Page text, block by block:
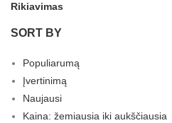
Rikiavimas
SORT BY
Populiarumą
Įvertinimą
Naujausi
Kaina: žemiausia iki aukščiausia